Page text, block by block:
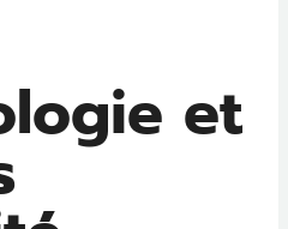
et